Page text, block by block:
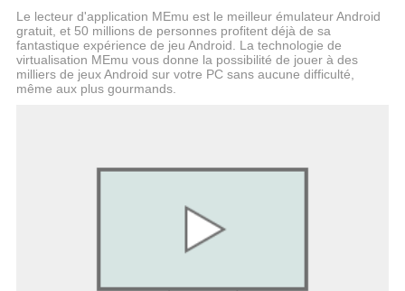
Le lecteur d'application MEmu est le meilleur émulateur Android
gratuit, et 50 millions de personnes profitent déjà de sa
fantastique expérience de jeu Android. La technologie de
virtualisation MEmu vous donne la possibilité de jouer à des
milliers de jeux Android sur votre PC sans aucune difficulté,
même aux plus gourmands.